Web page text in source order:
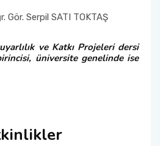
Gör. Serpil SATI TOKTAŞ
ve Katkı Projeleri dersi
üniversite genelinde ise